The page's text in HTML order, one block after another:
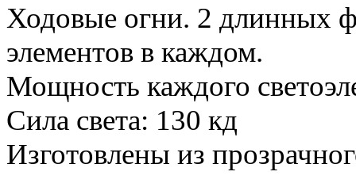
Ходовые огни. 2 длинных
элементов в каждом.
Мощность каждого
Сила света: 130 кд
Изготовлены из